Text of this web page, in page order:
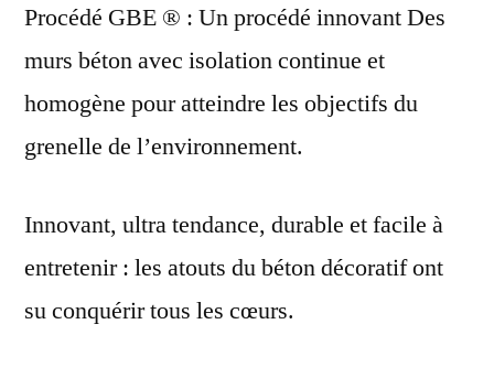
Procédé GBE ® : Un procédé innovant Des
murs béton avec isolation continue et
homogène pour atteindre les objectifs du
grenelle de l’environnement.
Innovant, ultra tendance, durable et facile à
entretenir : les atouts du béton décoratif ont
su conquérir tous les cœurs.